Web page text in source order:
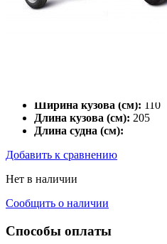
Ширина кузова (см): 110
Длина кузова (см): 205
Длина судна (см):
Добавить к сравнению
Нет в наличии
Сообщить о наличии
Способы оплаты